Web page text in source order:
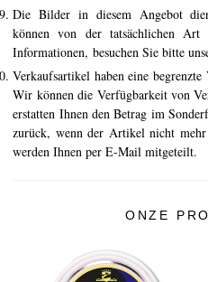
Die Bilder in diesem Angebot
können von der tatsächlichen
Informationen, besuchen Sie bitte
Verkaufsartikel haben eine
Wir können die Verfügbarkeit von
erstatten Ihnen den Betrag im
zurück, wenn der Artikel nicht
werden Ihnen per E-Mail mitgeteilt.
ONZE